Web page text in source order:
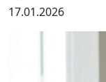
17.01.2026